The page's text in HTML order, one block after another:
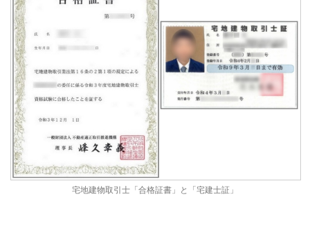
宅地建物取引士「合格証書」と「宅建士証」